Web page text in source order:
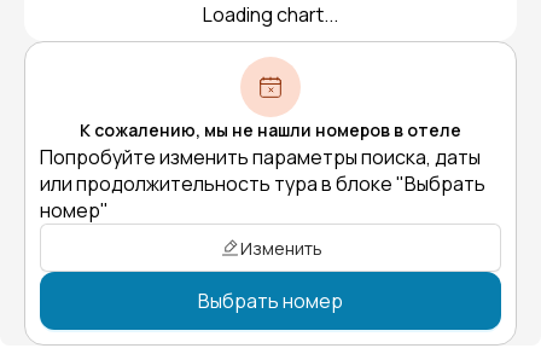
Loading chart...
К сожалению, мы не нашли номеров в отеле
Попробуйте изменить параметры поиска, даты
или продолжительность тура в блоке "Выбрать
номер"
Изменить
Выбрать номер